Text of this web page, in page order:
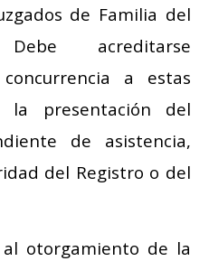
de Familia del
acreditarse
a estas
la presentación del
de asistencia,
del Registro o del
al otorgamiento de la